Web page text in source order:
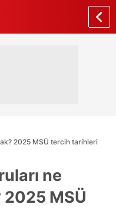
2025 MSÜ tercih tarihleri
ne
2025 MSÜ